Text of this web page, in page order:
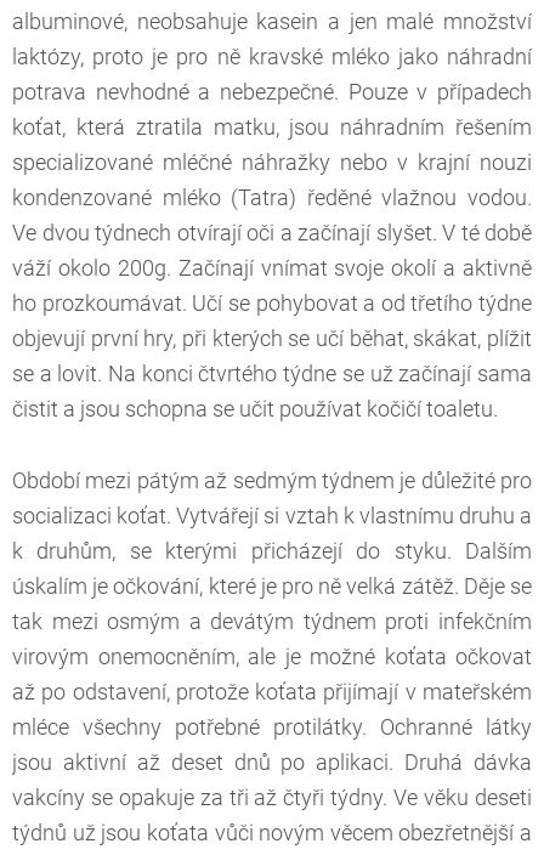
albuminové, neobsahuje kasein a jen malé množství
laktózy, proto je pro ně kravské mléko jako náhradní
potrava nevhodné a nebezpečné. Pouze v případech
koťat, která ztratila matku, jsou náhradním řešením
specializované mléčné náhražky nebo v krajní nouzi
kondenzované mléko (Tatra) ředěné vlažnou vodou.
Ve dvou týdnech otvírají oči a začínají slyšet. V té době
váží okolo 200g. Začínají vnímat svoje okolí a aktivně
ho prozkoumávat. Učí se pohybovat a od třetího týdne
objevují první hry, při kterých se učí běhat, skákat, plížit
se a lovit. Na konci čtvrtého týdne se už začínají sama
čistit a jsou schopna se učit používat kočičí toaletu.
Období mezi pátým až sedmým týdnem je důležité pro
socializaci koťat. Vytvářejí si vztah k vlastnímu druhu a
k druhům, se kterými přicházejí do styku. Dalším
úskalím je očkování, které je pro ně velká zátěž. Děje se
tak mezi osmým a devátým týdnem proti infekčním
virovým onemocněním, ale je možné koťata očkovat
až po odstavení, protože koťata přijímají v mateřském
mléce všechny potřebné protilátky. Ochranné látky
jsou aktivní až deset dnů po aplikaci. Druhá dávka
vakcíny se opakuje za tři až čtyři týdny. Ve věku deseti
týdnů už jsou koťata vůči novým věcem obezřetnější a